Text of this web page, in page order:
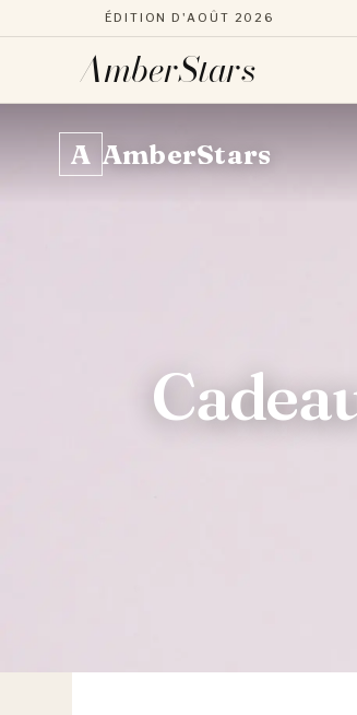
ÉDITION D'AOÛT 2026
AmberStars
contenu
A AmberStars